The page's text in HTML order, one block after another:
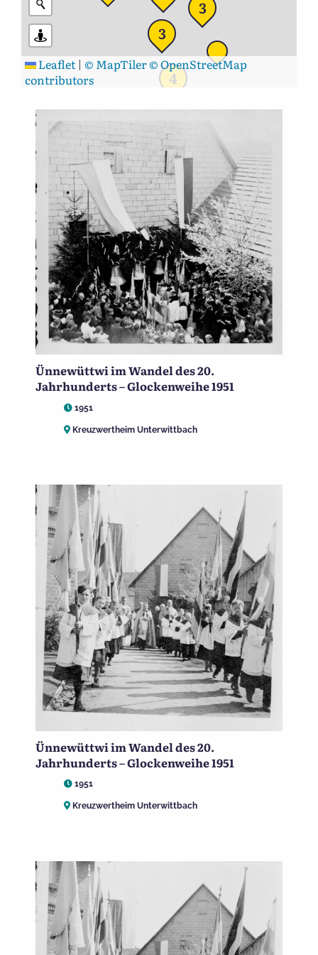
3
4
3
Leaflet | © MapTiler© OpenStreetMap
contributors
Ünnewüttwi im Wandel des 20.
Jahrhunderts – Glockenweihe 1951
1951
Kreuzwertheim Unterwittbach
Ünnewüttwi im Wandel des 20.
Jahrhunderts – Glockenweihe 1951
1951
Kreuzwertheim Unterwittbach